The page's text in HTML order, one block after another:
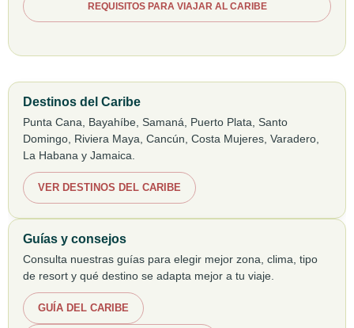
REQUISITOS PARA VIAJAR AL CARIBE
Destinos del Caribe
Punta Cana, Bayahíbe, Samaná, Puerto Plata, Santo
Domingo, Riviera Maya, Cancún, Costa Mujeres, Varadero,
La Habana y Jamaica.
VER DESTINOS DEL CARIBE
Guías y consejos
Consulta nuestras guías para elegir mejor zona, clima, tipo
de resort y qué destino se adapta mejor a tu viaje.
GUÍA DEL CARIBE